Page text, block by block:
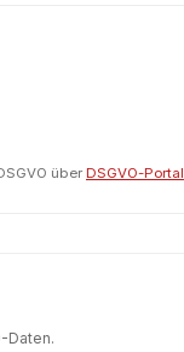
über DSGVO-Portal
Daten.